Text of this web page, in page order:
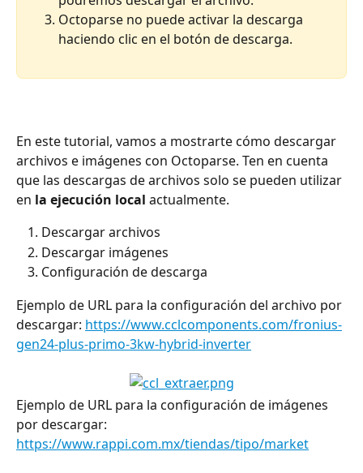
Octoparse no puede activar la descarga
haciendo clic en el botón de descarga.
En este tutorial, vamos a mostrarte cómo descargar
archivos e imágenes con Octoparse. Ten en cuenta
que las descargas de archivos solo se pueden utilizar
en la ejecución local actualmente.
Descargar archivos
Descargar imágenes
Configuración de descarga
Ejemplo de URL para la configuración del archivo por
descargar: https://www.cclcomponents.com/fronius-
gen24-plus-primo-3kw-hybrid-inverter
Ejemplo de URL para la configuración de imágenes
por descargar:
https://www.rappi.com.mx/tiendas/tipo/market